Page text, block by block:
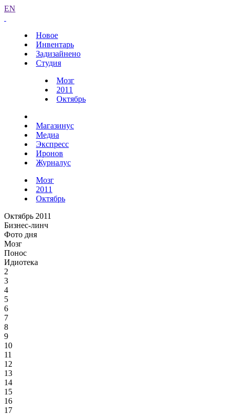
EN
Новое
Инвентарь
Задизайнено
Студия
Мозг
2011
Октябрь
Магазинус
Медиа
Экспресс
Иронов
Журналус
Мозг
2011
Октябрь
Октябрь 2011
Бизнес-линч
Фото дня
Мозг
Понос
Идиотека
2
3
4
5
6
7
8
9
10
11
12
13
14
15
16
17